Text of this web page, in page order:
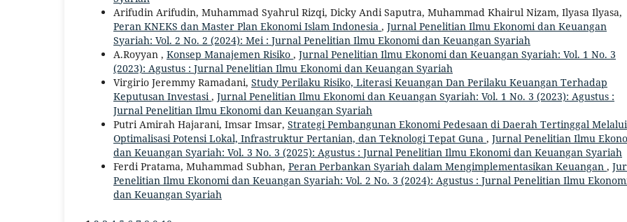
Arifudin Arifudin, Muhammad Syahrul Rizqi, Dicky Andi Saputra, Muhammad Khairul Nizam, Ilyasa Ilyasa,
Peran KNEKS dan Master Plan Ekonomi Islam Indonesia , Jurnal Penelitian Ilmu Ekonomi dan Keuangan
Syariah: Vol. 2 No. 2 (2024): Mei : Jurnal Penelitian Ilmu Ekonomi dan Keuangan Syariah
A.Royyan , Konsep Manajemen Risiko , Jurnal Penelitian Ilmu Ekonomi dan Keuangan Syariah: Vol. 1 No. 3
(2023): Agustus : Jurnal Penelitian Ilmu Ekonomi dan Keuangan Syariah
Virgirio Jeremmy Ramadani, Study Perilaku Risiko, Literasi Keuangan Dan Perilaku Keuangan Terhadap
Keputusan Investasi , Jurnal Penelitian Ilmu Ekonomi dan Keuangan Syariah: Vol. 1 No. 3 (2023): Agustus :
Jurnal Penelitian Ilmu Ekonomi dan Keuangan Syariah
Putri Amirah Hajarani, Imsar Imsar, Strategi Pembangunan Ekonomi Pedesaan di Daerah Tertinggal Melalui
Optimalisasi Potensi Lokal, Infrastruktur Pertanian, dan Teknologi Tepat Guna , Jurnal Penelitian Ilmu
dan Keuangan Syariah: Vol. 3 No. 3 (2025): Agustus : Jurnal Penelitian Ilmu Ekonomi dan Keuangan Syariah
Ferdi Pratama, Muhammad Subhan, Peran Perbankan Syariah dalam Mengimplementasikan Keuangan ,
Penelitian Ilmu Ekonomi dan Keuangan Syariah: Vol. 2 No. 3 (2024): Agustus : Jurnal Penelitian Ilmu
dan Keuangan Syariah